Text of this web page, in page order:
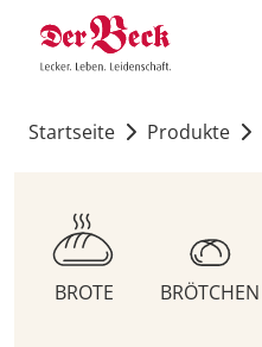
Startseite Produkte
BROTE BRÖTCHEN